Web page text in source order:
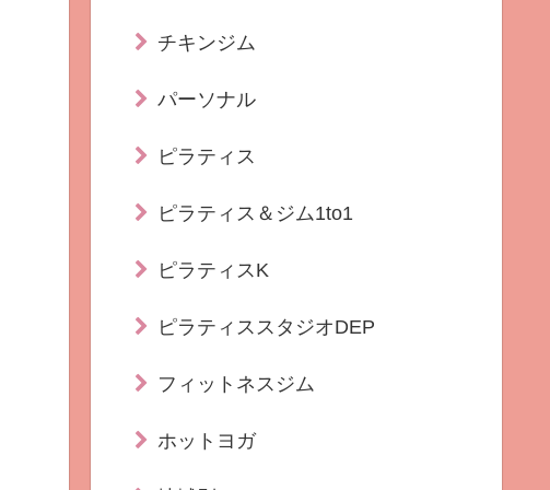
チキンジム
パーソナル
ピラティス
ピラティス＆ジム1to1
ピラティスK
ピラティススタジオDEP
フィットネスジム
ホットヨガ